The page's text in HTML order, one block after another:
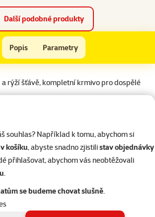
souhlas? Například k tomu, abychom si
košíku, abyste snadno zjistilistav objednávky
přihlašovat, abychom vás neobtěžovali
.
se budeme chovat slušně.
Další podobné produkty
zvěřina+rýže
Popis Parametry
a rýží šťávě, kompletní krmivo pro dospělé
je připravena z výběrových surovin a
o hmotnosti 4 až 5 kg podávejte 3 kapsičky
živočišného původu (5% maso ze zvěřiny),
látky.
9%, vlhkost 79%, oleje a tuky 7%, hrubé
0,4%, hořčík 0,02%, vitamín D3 300 m.j./
15 mg / kg, selen 0,06 mg / kg, jód 0,75